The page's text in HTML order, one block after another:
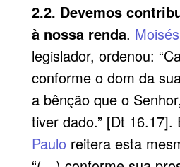
2.2. Devemos
à nossa renda. Moisés
legislador, ordenou:
conforme o dom da
a bênção que o
tiver dado.” [Dt 16.17].
Pauloreitera esta